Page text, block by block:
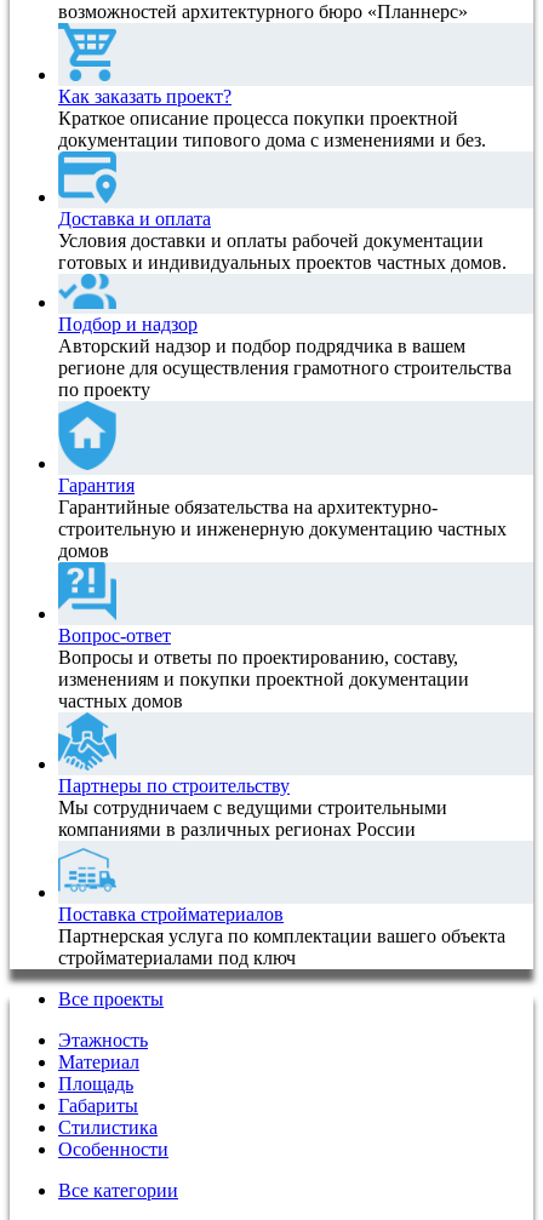
возможностей архитектурного бюро «Планнерс»
Как заказать проект?
Краткое описание процесса покупки проектной
документации типового дома с изменениями и без.
Доставка и оплата
Условия доставки и оплаты рабочей документации
готовых и индивидуальных проектов частных домов.
Подбор и надзор
Авторский надзор и подбор подрядчика в вашем
регионе для осуществления грамотного строительства
по проекту
Гарантия
Гарантийные обязательства на архитектурно-
строительную и инженерную документацию частных
домов
Вопрос-ответ
Вопросы и ответы по проектированию, составу,
изменениям и покупки проектной документации
частных домов
Партнеры по строительству
Мы сотрудничаем с ведущими строительными
компаниями в различных регионах России
Поставка стройматериалов
Партнерская услуга по комплектации вашего объекта
стройматериалами под ключ
Все проекты
Этажность
Материал
Площадь
Габариты
Стилистика
Особенности
Все категории